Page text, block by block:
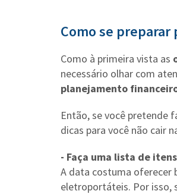
Como se preparar
Como à primeira vista as
necessário olhar com
planejamento
Então, se você pretende
dicas para você não cair
- Faça uma lista de
A data costuma oferecer
eletroportáteis. Por isso,